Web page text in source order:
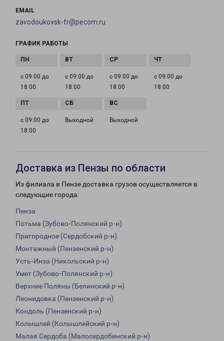
EMAIL
zavodoukovsk-fr@pecom.ru
ГРАФИК РАБОТЫ
с 09:00 до
18:00
с 09:00 до
18:00
с 09:00 до
18:00
с 09:00 до
18:00
с 09:00 до
18:00
Выходной Выходной
Доставка из Пензы по области
Из филиала в Пензе доставка грузов осуществляется в
следующие города:
Пенза
Потьма (Зубово-Полянский р-н)
Пригородное (Сердобский р-н)
Монтажный (Пензенский р-н)
Усть-Инза (Никольский р-н)
Умет (Зубово-Полянский р-н)
Верхние Поляны (Белинский р-н)
Леонидовка (Пензенский р-н)
Кондоль (Пензенский р-н)
Колышлей (Колышлейский р-н)
Малая Сердоба (Малосердобинский р-н)